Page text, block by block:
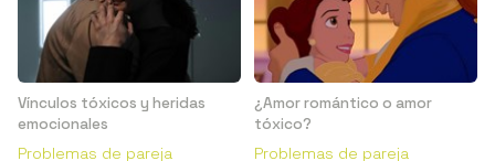
Vínculos tóxicos y heridas
emocionales
Problemas de pareja
¿Amor romántico o amor
tóxico?
Problemas de pareja